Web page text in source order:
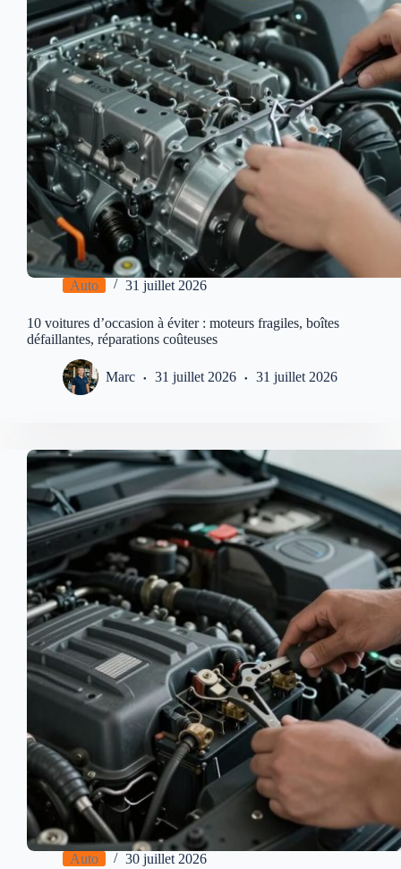
Auto 31 juillet 2026
10 voitures d’occasion à éviter : moteurs fragiles, boîtes
défaillantes, réparations coûteuses
Marc 31 juillet 2026 31 juillet 2026
Auto 30 juillet 2026